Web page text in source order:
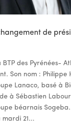
de
BTP des Pyrénées-
Son nom : Philippe
Lanaco, basé à
à Sébastien
béarnais
21...